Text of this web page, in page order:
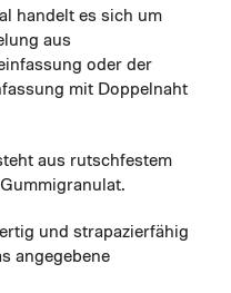
handelt es sich um
aus
oder der
mit Doppelnaht
aus rutschfestem
und strapazierfähig
angegebene